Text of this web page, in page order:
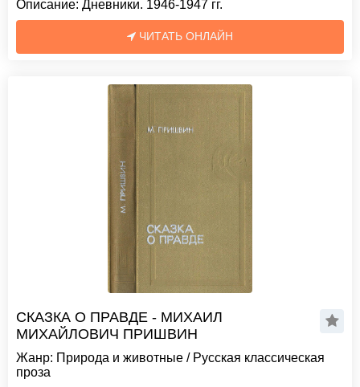
Описание: Дневники. 1946-1947 гг.
ЧИТАТЬ ОНЛАЙН
СКАЗКА О ПРАВДЕ - МИХАИЛ
МИХАЙЛОВИЧ ПРИШВИН
Жанр: Природа и животные / Русская классическая
проза